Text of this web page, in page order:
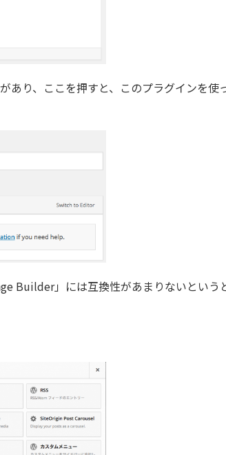
あり、ここを押すと、このプラグインを使
Builder」には互換性があまりないという